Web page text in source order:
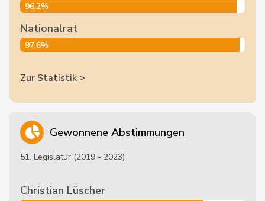
96,2%
Nationalrat
97,6%
Zur Statistik >
Gewonnene Abstimmungen
51. Legislatur (2019 - 2023)
Christian Lüscher